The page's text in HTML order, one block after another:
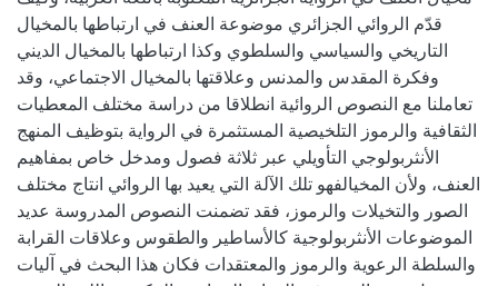
قدّم الروائي الجزائري موضوعة العنف في ارتباطها بالمخيال
التاريخي والسياسي والسلطوي وكذا ارتباطها بالمخيال الديني
وفكرة المقدس والمدنس وعلاقتها بالمخيال الاجتماعي، وقد
تعاملنا مع النصوص الروائية انطلاقا من دراسة مختلف المعطيات
الثقافية والرموز التلخيصية المستثمرة في الرواية بتوظيف المنهج
الأنثربولوجي التأويلي عبر ثلاثة فصول ومدخل خاص بمفاهيم
العنف، ولأن المخيالفهو تلك الآلة التي يعيد بها الروائي انتاج مختلف
الصور والتخيلات والرموز، فقد تضمنت النصوص المدروسة عديد
الموضوعات الأنثربولوجية كالأساطير والطقوس وعلاقات القرابة
والسلطة الرعوية والرموز والمعتقدات فكان هذا البحث في آليات